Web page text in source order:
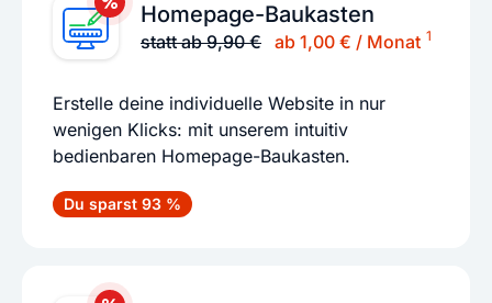
Homepage-Baukasten
statt ab 9,90 € ab 1,00 € / Monat 1
Erstelle deine individuelle Website in nur
wenigen Klicks: mit unserem intuitiv
bedienbaren Homepage-Baukasten.
Du sparst 93 %